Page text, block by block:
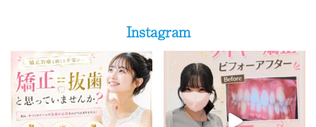
Instagram